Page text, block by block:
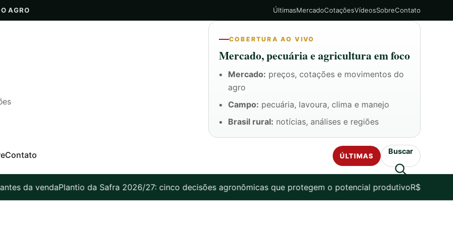
AGRO ÚltimasMercadoCotaçõesVídeosSobreContato
COBERTURA AO VIVO
Mercado, pecuária e agricultura em foco
Mercado: preços, cotações e movimentos do
agro
Campo: pecuária, lavoura, clima e manejo
Brasil rural: notícias, análises e regiões
Contato ÚLTIMAS
Buscar
Plantio da Safra 2026/27: cinco decisões agronômicas que protegem o potencial produtivoR$ 369,10/@ em